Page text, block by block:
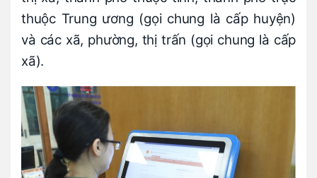
thuộc Trung ương (gọi chung là cấp huyện)
và các xã, phường, thị trấn (gọi chung là cấp
xã).